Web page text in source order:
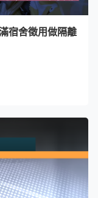
宿舍徵用做隔離